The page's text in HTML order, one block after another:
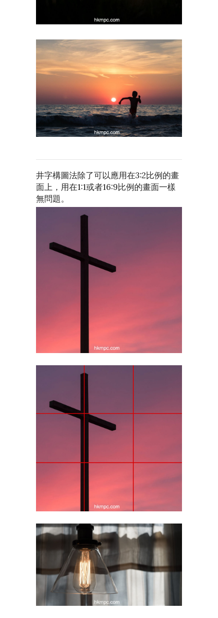
井字構圖法除了可以應用在3:2比例的畫
面上，用在1:1或者16:9比例的畫面一樣
無問題。